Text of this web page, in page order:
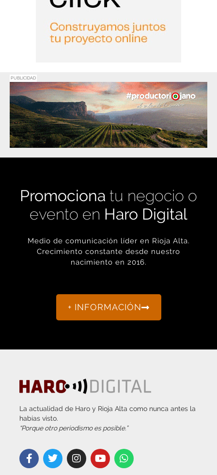
PUBLICIDAD
Promociona tu negocio o
evento en Haro Digital
Medio de comunicación líder en Rioja Alta.
Crecimiento constante desde nuestro
nacimiento en 2016.
+ INFORMACIÓN
La actualidad de Haro y Rioja Alta como nunca antes la
habías visto.
“Porque otro periodismo es posible.”